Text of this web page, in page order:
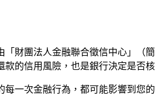
「財團法人金融聯合徵信中心」（
的信用風險，也是銀行決定是否
一次金融行為，都可能影響到您的